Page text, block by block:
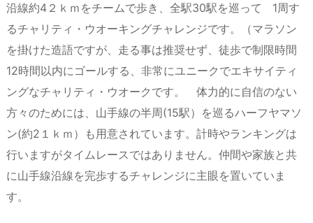
沿線約4２ｋｍをチームで歩き、全駅30駅を巡って 1周す
るチャリティ・ウオーキングチャレンジです。（マラソン
を掛けた造語ですが、走る事は推奨せず、徒歩で制限時間
12時間以内にゴールする、非常にユニークでエキサイティ
ングなチャリティ・ウオークです。 体力的に自信のない
方々のためには、山手線の半周(15駅）を巡るハーフヤマソ
ン(約2１ｋｍ）も用意されています。計時やランキングは
行いますがタイムレースではありません。仲間や家族と共
に山手線沿線を完歩するチャレンジに主眼を置いていま
す。